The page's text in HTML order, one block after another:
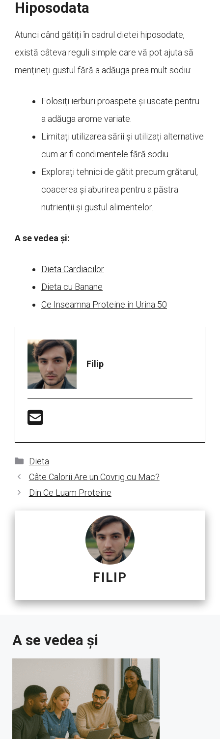
Hiposodata
Atunci când gătiți în cadrul dietei hiposodate,
există câteva reguli simple care vă pot ajuta să
mențineți gustul fără a adăuga prea mult sodiu:
Folosiți ierburi proaspete și uscate pentru
a adăuga arome variate.
Limitați utilizarea sării și utilizați alternative
cum ar fi condimentele fără sodiu.
Explorați tehnici de gătit precum grătarul,
coacerea și aburirea pentru a păstra
nutrienții și gustul alimentelor.
A se vedea și:
Dieta Cardiacilor
Dieta cu Banane
Ce Inseamna Proteine in Urina 50
Filip
Categorii
Dieta
Câte Calorii Are un Covrig cu Mac?
Din Ce Luam Proteine
FILIP
A se vedea și